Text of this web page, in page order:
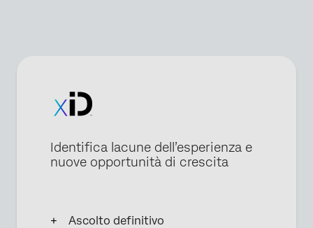
Identifica lacune dell’esperienza e
nuove opportunità di crescita
Ascolto definitivo